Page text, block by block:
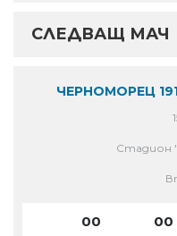
СЛЕДВАЩ МАЧ
ЧЕРНОМОРЕЦ
Стадион
00 00